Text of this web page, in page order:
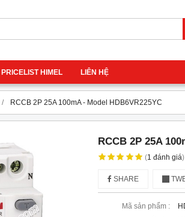
PRICELIST HIMEL LIÊN HỆ
RCCB 2P 25A 100mA - Model HDB6VR225YC
RCCB 2P 25A
(1đánh giá)
SHARE
Mã sản phẩm :